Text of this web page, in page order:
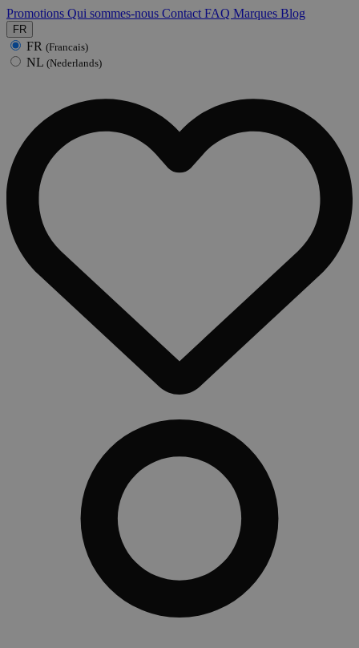
Promotions Qui sommes-nous Contact FAQ Marques Blog
FR
FR (Francais)
NL (Nederlands)